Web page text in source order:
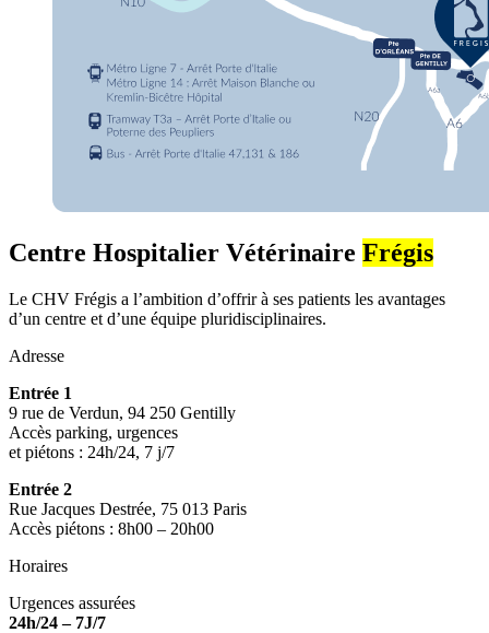
Centre Hospitalier Vétérinaire Frégis
Le CHV Frégis a l’ambition d’offrir à ses patients les avantages
d’un centre et d’une équipe pluridisciplinaires.
Adresse
Entrée 1
9 rue de Verdun, 94 250 Gentilly
Accès parking, urgences
et piétons : 24h/24, 7 j/7
Entrée 2
Rue Jacques Destrée, 75 013 Paris
Accès piétons : 8h00 – 20h00
Horaires
Urgences assurées
24h/24 – 7J/7